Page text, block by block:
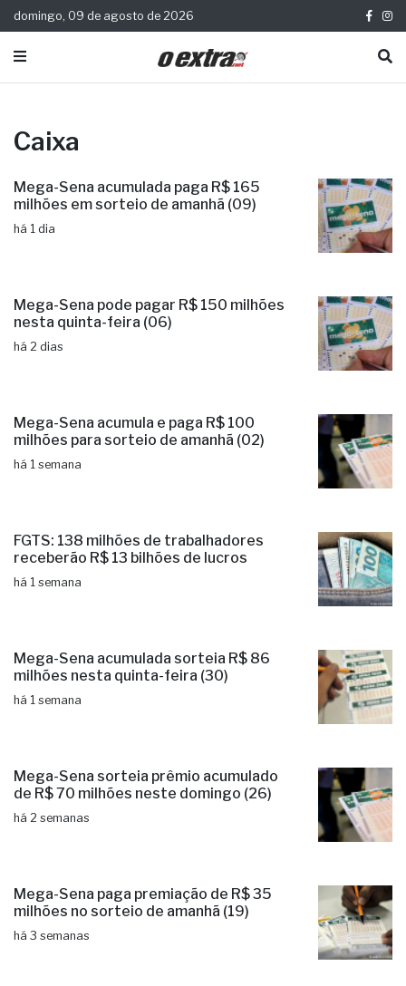
domingo, 09 de agosto de 2026
Caixa
Mega-Sena acumulada paga R$ 165
milhões em sorteio de amanhã (09)
há 1 dia
Mega-Sena pode pagar R$ 150 milhões
nesta quinta-feira (06)
há 2 dias
Mega-Sena acumula e paga R$ 100
milhões para sorteio de amanhã (02)
há 1 semana
FGTS: 138 milhões de trabalhadores
receberão R$ 13 bilhões de lucros
há 1 semana
Mega-Sena acumulada sorteia R$ 86
milhões nesta quinta-feira (30)
há 1 semana
Mega-Sena sorteia prêmio acumulado
de R$ 70 milhões neste domingo (26)
há 2 semanas
Mega-Sena paga premiação de R$ 35
milhões no sorteio de amanhã (19)
há 3 semanas